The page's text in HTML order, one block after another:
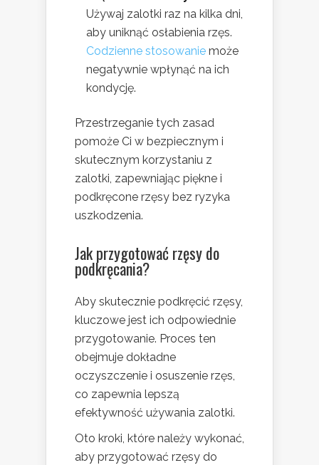
Używaj zalotki raz na kilka dni,
aby uniknąć osłabienia rzęs.
Codzienne stosowanie może
negatywnie wpłynąć na ich
kondycję.
Przestrzeganie tych zasad
pomoże Ci w bezpiecznym i
skutecznym korzystaniu z
zalotki, zapewniając piękne i
podkręcone rzęsy bez ryzyka
uszkodzenia.
Jak przygotować rzęsy do
podkręcania?
Aby skutecznie podkręcić rzęsy,
kluczowe jest ich odpowiednie
przygotowanie. Proces ten
obejmuje dokładne
oczyszczenie i osuszenie rzęs,
co zapewnia lepszą
efektywność używania zalotki.
Oto kroki, które należy wykonać,
aby przygotować rzęsy do